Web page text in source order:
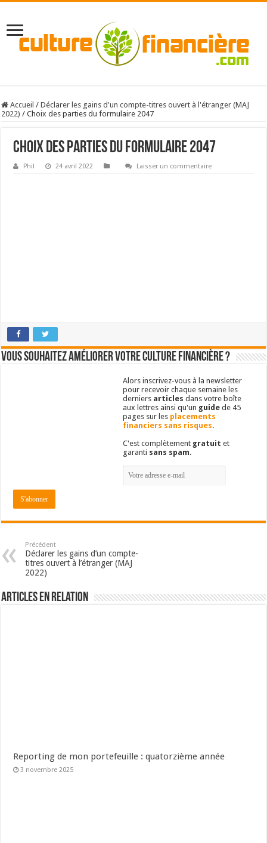
Accueil / Déclarer les gains d'un compte-titres ouvert à l'étranger (MAJ
2022) / Choix des parties du formulaire 2047
Choix des parties du formulaire 2047
Phil 24 avril 2022 Laisser un commentaire
Vous souhaitez améliorer votre culture financière ?
Alors inscrivez-vous à la newsletter
pour recevoir chaque semaine les
derniers articles dans votre boîte
aux lettres ainsi qu'un guide de 45
pages sur les placements
financiers sans risques.
C'est complètement gratuit et
garanti sans spam.
Précédent
Déclarer les gains d’un compte-
titres ouvert à l’étranger (MAJ
2022)
Articles en relation
Reporting de mon portefeuille : quatorzième année
3 novembre 2025